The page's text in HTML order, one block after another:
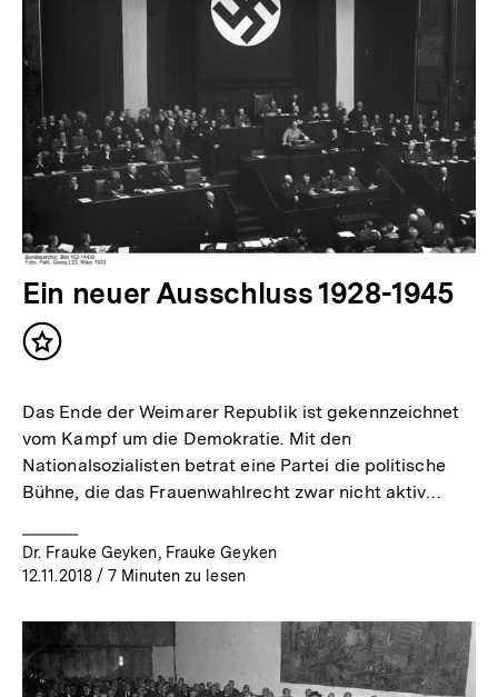
Ein neuer Ausschluss 1928-1945
Inhalt
Das Ende der Weimarer Republik ist gekennzeichnet
vom Kampf um die Demokratie. Mit den
Nationalsozialisten betrat eine Partei die politische
Bühne, die das Frauenwahlrecht zwar nicht aktiv…
Dr. Frauke Geyken, Frauke Geyken
12.11.2018/ 7 Minuten zu lesen